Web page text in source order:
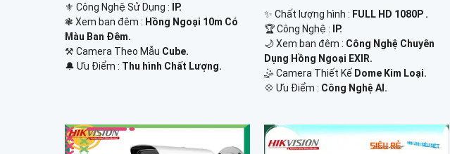
⚜️ Công Nghệ Sử Dụng :
IP.
❃ Xem ban đêm : Hồng Ngoại 10m Có
Màu Ban Đêm.
⚒ Camera Theo Mẫu Cube.
️🔔 Ưu Điểm : Thu hình Chất Lượng.
✨ Chất lượng hình : FULL HD 1080P .
🏆 Công Nghệ :
IP.
🌙 Xem ban đêm : Công Nghệ Chuyên
Dụng Hồng Ngoại EXIR.
🤹 Camera Thiết Kế Dome Kim Loại.
️💠 Ưu Điểm : Công Nghệ AI.